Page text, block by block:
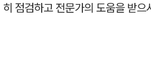
히 점검하고 전문가의 도움을 받으